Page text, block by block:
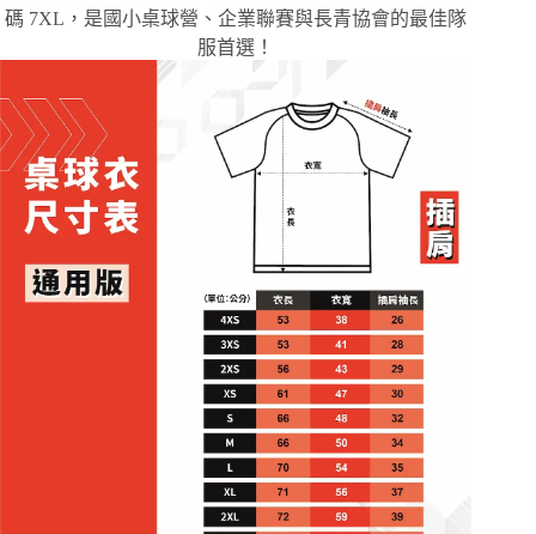
碼 7XL，是國小桌球營、企業聯賽與長青協會的最佳隊
服首選！